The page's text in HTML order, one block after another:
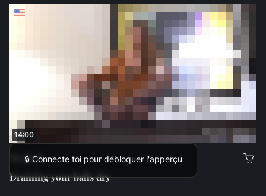
14:00
🔒 Connecte toi pour débloquer l'apperçu
15,00 €
Draining your balls dry